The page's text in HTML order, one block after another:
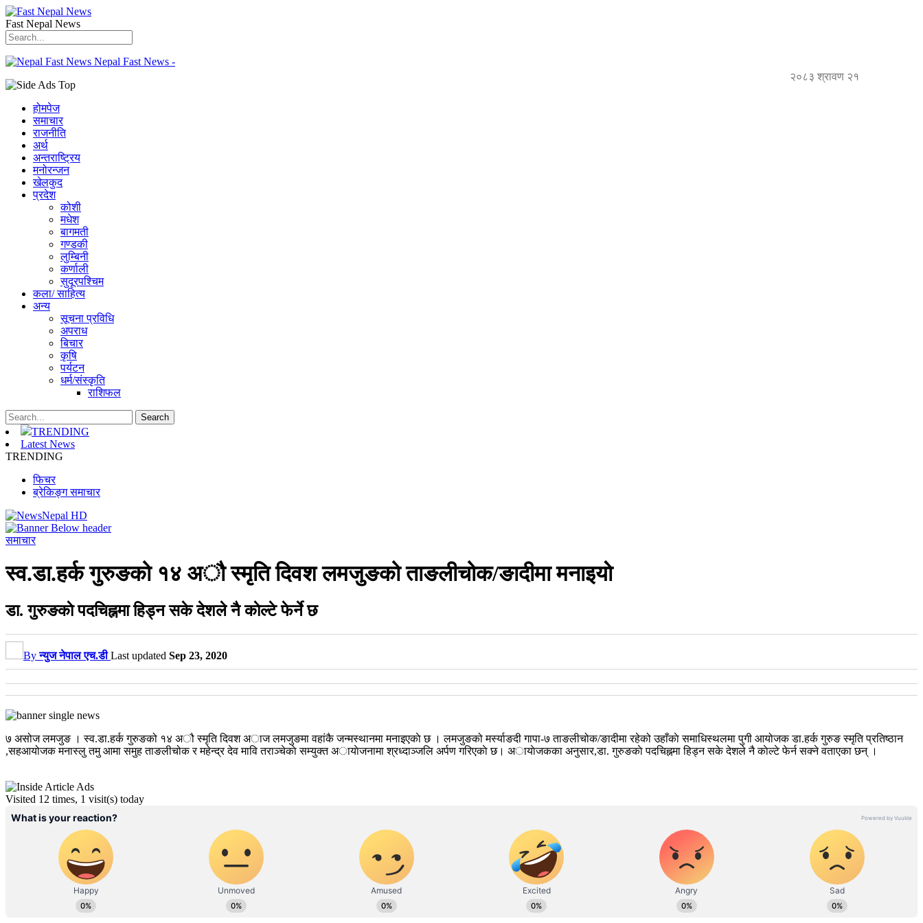
Fast Nepal News
Nepal Fast News -
२०८३ श्रावण २१
होमपेज
समाचार
राजनीति
अर्थ
अन्तराष्ट्रिय
मनोरन्जन
खेलकुद
प्रदेश
कोशी
मधेश
बागमती
गण्डकी
लुम्बिनी
कर्णाली
सुदूरपश्चिम
कला/ साहित्य
अन्य
सूचना प्रविधि
अपराध
बिचार
कृषि
पर्यटन
धर्म/संस्कृति
राशिफल
TRENDING
Latest News
TRENDING
फिचर
ब्रेकिङ्ग समाचार
समाचार
स्व.डा.हर्क गुरुङको १४ अौ स्मृति दिवश लमजुङको ताङलीचोक/ङादीमा मनाइयाे
डा. गुरुङकाे पदचिह्नमा हिड्न सके देशले नै काेल्टे फेर्ने छ
Byन्युज नेपाल एच.डी Last updated Sep 23, 2020
७ असोज लमजुङ । स्व.डा.हर्क गुरुङको १४ अौ स्मृति दिवश अाज लमजुङमा वहांकै जन्मस्थानमा मनाइएकाे छ । लमजुङको मर्स्याङदी गापा-७ ताङलीचोक/ङादीमा रहेको उहाँकाे समाधिस्थलमा पुगी आयोजक डा.हर्क गुरुङ स्मृति प्रतिष्ठान
,सहआयोजक मनास्लु तमु आमा समुह ताङलीचोक र महेन्द्र देव मावि तराञ्चेकाे सम्युक्त अायाेजनामा श्रध्दाञ्जलि अर्पण गरिएकाे छ। अायाेजकका अनुसार,डा. गुरुङकाे पदचिह्नमा हिड्न सके देशले नै काेल्टे फेर्न सक्ने वताएका छन् ।
Visited 12 times, 1 visit(s) today